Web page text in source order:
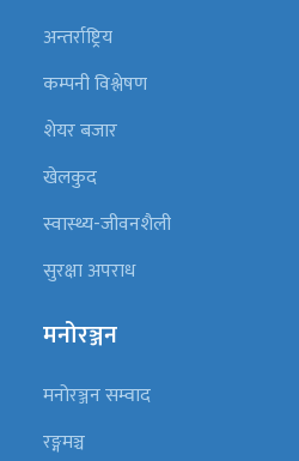
अन्तर्राष्ट्रिय
कम्पनी विश्लेषण
शेयर बजार
खेलकुद
स्वास्थ्य-जीवनशैली
सुरक्षा अपराध
मनोरञ्जन
मनोरञ्जन सम्वाद
रङ्गमञ्च